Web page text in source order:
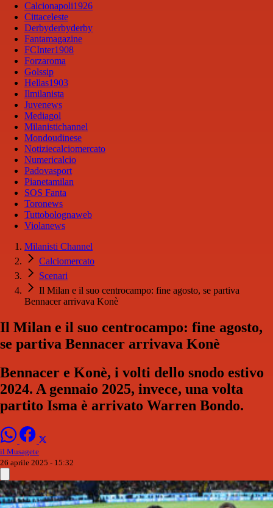
Calcionapoli1926
Cittaceleste
Derbyderbyderby
Fantamagazine
FCInter1908
Forzaroma
Golssip
Hellas1903
Ilmilanista
Juvenews
Mediagol
Milanistichannel
Mondoudinese
Notiziecalciomercato
Numericalcio
Padovasport
Pianetamilan
SOS Fanta
Toronews
Tuttobolognaweb
Violanews
Milanisti Channel
Calciomercato
Scenari
Il Milan e il suo centrocampo: fine agosto, se partiva
Bennacer arrivava Konè
Il Milan e il suo centrocampo: fine agosto,
se partiva Bennacer arrivava Konè
Bennacer e Konè, i volti dello snodo estivo
2024. A gennaio 2025, invece, una volta
partito Isma è arrivato Warren Bondo.
il Musagete
26 aprile 2025 - 15:32